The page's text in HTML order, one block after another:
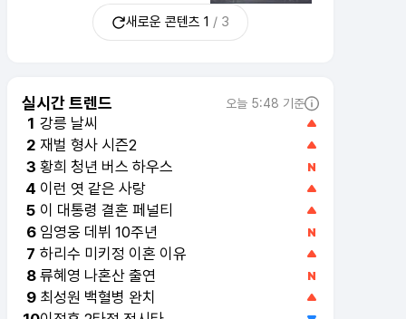
새로운 콘텐츠 1 / 3
실시간 트렌드 오늘 5:48 기준
1 강릉 날씨
2 재벌 형사 시즌2
3 황희 청년 버스 하우스
4 이런 엿 같은 사랑
5 이 대통령 결혼 페널티
6 임영웅 데뷔 10주년
7 하리수 미키정 이혼 이유
8 류혜영 나혼산 출연
9 최성원 백혈병 완치